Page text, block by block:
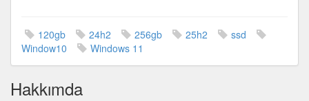
120gb 24h2 256gb 25h2
ssd
Window10
Windows 11
Hakkımda